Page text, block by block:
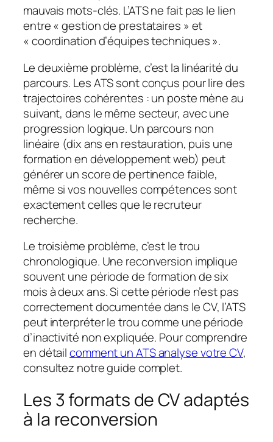
mauvais mots-clés. L’ATS ne fait pas le lien
entre « gestion de prestataires » et
« coordination d’équipes techniques ».
Le deuxième problème, c’est la linéarité du
parcours. Les ATS sont conçus pour lire des
trajectoires cohérentes : un poste mène au
suivant, dans le même secteur, avec une
progression logique. Un parcours non
linéaire (dix ans en restauration, puis une
formation en développement web) peut
générer un score de pertinence faible,
même si vos nouvelles compétences sont
exactement celles que le recruteur
recherche.
Le troisième problème, c’est le trou
chronologique. Une reconversion implique
souvent une période de formation de six
mois à deux ans. Si cette période n’est pas
correctement documentée dans le CV, l’ATS
peut interpréter le trou comme une période
d’inactivité non expliquée. Pour comprendre
en détailcomment un ATS analyse votre CV,
consultez notre guide complet.
Les 3 formats de CV adaptés
à la reconversion